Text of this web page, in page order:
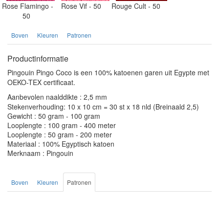
Rose Flamingo -
50
Rose Vif - 50 Rouge Cult - 50
Boven Kleuren Patronen
Productinformatie
Pingouin Pingo Coco is een 100% katoenen garen uit Egypte met
OEKO-TEX certificaat.
Aanbevolen naalddikte : 2,5 mm
Stekenverhouding: 10 x 10 cm = 30 st x 18 nld (Breinaald 2,5)
Gewicht : 50 gram - 100 gram
Looplengte : 100 gram - 400 meter
Looplengte : 50 gram - 200 meter
Materiaal : 100% Egyptisch katoen
Merknaam : Pingouin
Boven Kleuren Patronen